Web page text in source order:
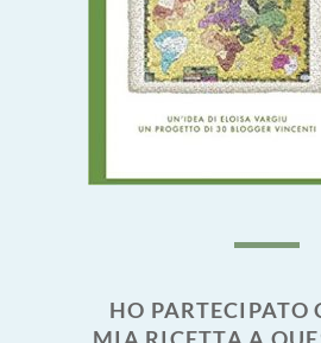
HO PARTECIPATO